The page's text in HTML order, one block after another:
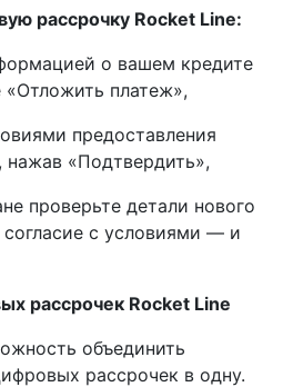
рассрочку Rocket Line:
о вашем кредите
платеж»,
предоставления
нажав «Подтвердить»,
проверьте детали нового
согласие с условиями — и
рассрочек Rocket Line
объединить
рассрочек в одну.